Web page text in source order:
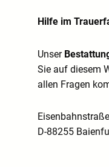
Hilfe im
Unser
Sie auf diesem
allen Fragen
D-88255